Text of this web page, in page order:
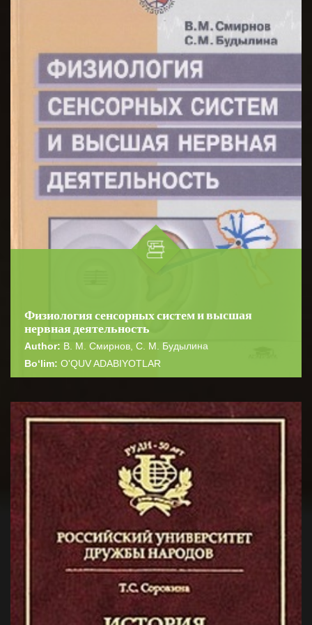
Физиология сенсорных систем и высшая
нервная деятельность
Author: В. М. Смирнов, С. М. Будылина
Bo‘lim: O'QUV ADABIYOTLAR
☆
☆
☆
☆
☆
В учебном пособии подробно описаны механизмы
возбуждения и торможения нейронов, проведения
возбуждения в нервных волокна...